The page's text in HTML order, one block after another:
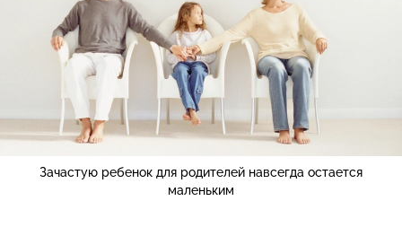
Зачастую ребенок для родителей навсегда остается
маленьким